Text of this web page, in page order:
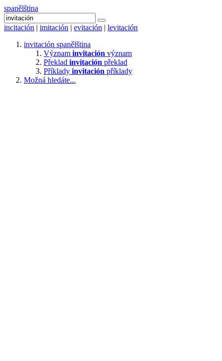
spanělština
incitación | imitación | evitación | levitación
invitación spanělština
Význam invitación význam
Překlad invitación překlad
Příklady invitación příklady
Možná hledáte...